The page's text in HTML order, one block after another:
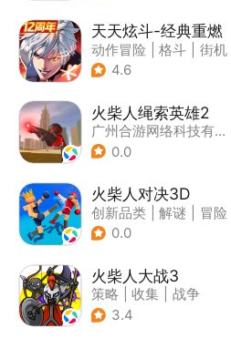
天天炫斗-经典重燃
动作冒险 格斗
街机
| 动漫
4.6
火柴人绳索英雄2
广州合游网络科技有限公司
0.0
火柴人对决3D
创新品类 解谜
冒险
| 挑战破纪录
0.0
火柴人大战3
策略 收集
战争
| 火柴人
3.4